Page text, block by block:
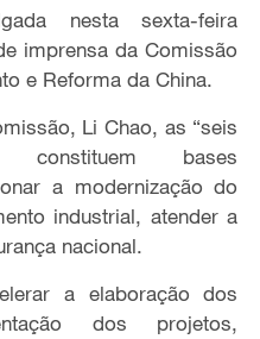
nesta sexta-feira
imprensada Comissão
e Reforma da China.
Li Chao, as “seis
constituem bases
a modernização do
industrial, atender a
nacional.
aelaboração dos
dos projetos,